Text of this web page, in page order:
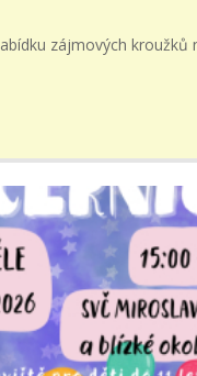
zájmových kroužků